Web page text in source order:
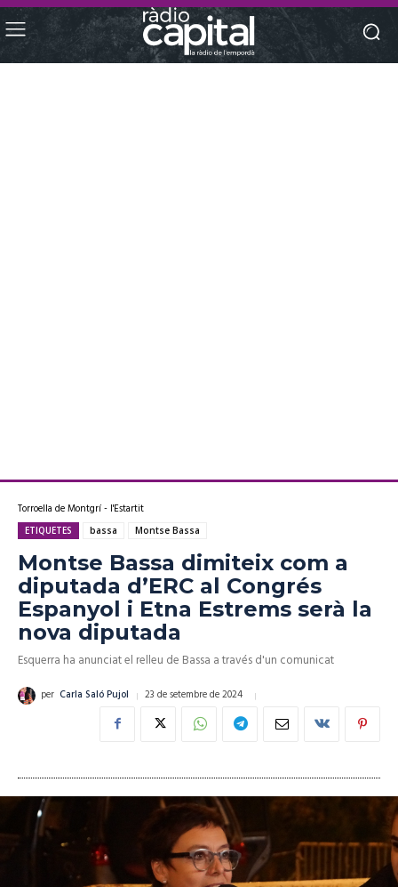
Torroella de Montgrí - l'Estartit
ETIQUETES bassa Montse Bassa
Montse Bassa dimiteix com a
diputada d’ERC al Congrés
Espanyol i Etna Estrems serà la
nova diputada
Esquerra ha anunciat el relleu de Bassa a través d'un comunicat
per Carla Saló Pujol 23 de setembre de 2024